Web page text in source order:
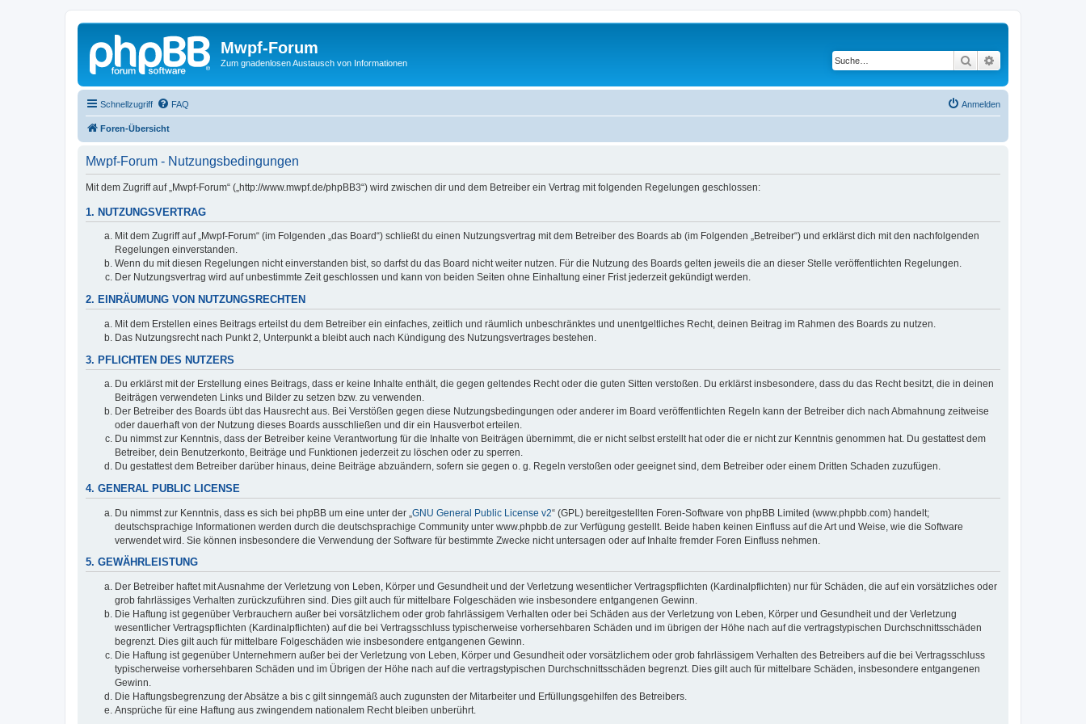
Mwpf-Forum
Zum gnadenlosen Austausch von Informationen Suche
Schnellzugriff FAQ Anmelden
Foren-Übersicht
Mwpf-Forum - Nutzungsbedingungen
Mit dem Zugriff auf „Mwpf-Forum“ („http://www.mwpf.de/phpBB3“) wird zwischen dir und dem Betreiber ein Vertrag mit folgenden Regelungen geschlossen:
1. NUTZUNGSVERTRAG
Mit dem Zugriff auf „Mwpf-Forum“ (im Folgenden „das Board“) schließt du einen Nutzungsvertrag mit dem Betreiber des Boards ab (im Folgenden „Betreiber“) und erklärst dich mit den nachfolgenden
Regelungen einverstanden.
Wenn du mit diesen Regelungen nicht einverstanden bist, so darfst du das Board nicht weiter nutzen. Für die Nutzung des Boards gelten jeweils die an dieser Stelle veröffentlichten Regelungen.
Der Nutzungsvertrag wird auf unbestimmte Zeit geschlossen und kann von beiden Seiten ohne Einhaltung einer Frist jederzeit gekündigt werden.
2. EINRÄUMUNG VON NUTZUNGSRECHTEN
Mit dem Erstellen eines Beitrags erteilst du dem Betreiber ein einfaches, zeitlich und räumlich unbeschränktes und unentgeltliches Recht, deinen Beitrag im Rahmen des Boards zu nutzen.
Das Nutzungsrecht nach Punkt 2, Unterpunkt a bleibt auch nach Kündigung des Nutzungsvertrages bestehen.
3. PFLICHTEN DES NUTZERS
Du erklärst mit der Erstellung eines Beitrags, dass er keine Inhalte enthält, die gegen geltendes Recht oder die guten Sitten verstoßen. Du erklärst insbesondere, dass du das Recht besitzt, die in deinen
Beiträgen verwendeten Links und Bilder zu setzen bzw. zu verwenden.
Der Betreiber des Boards übt das Hausrecht aus. Bei Verstößen gegen diese Nutzungsbedingungen oder anderer im Board veröffentlichten Regeln kann der Betreiber dich nach Abmahnung zeitweise
oder dauerhaft von der Nutzung dieses Boards ausschließen und dir ein Hausverbot erteilen.
Du nimmst zur Kenntnis, dass der Betreiber keine Verantwortung für die Inhalte von Beiträgen übernimmt, die er nicht selbst erstellt hat oder die er nicht zur Kenntnis genommen hat. Du gestattest dem
Betreiber, dein Benutzerkonto, Beiträge und Funktionen jederzeit zu löschen oder zu sperren.
Du gestattest dem Betreiber darüber hinaus, deine Beiträge abzuändern, sofern sie gegen o. g. Regeln verstoßen oder geeignet sind, dem Betreiber oder einem Dritten Schaden zuzufügen.
4. GENERAL PUBLIC LICENSE
Du nimmst zur Kenntnis, dass es sich bei phpBB um eine unter der „ GNU General Public License v2“ (GPL) bereitgestellten Foren-Software von phpBB Limited (www.phpbb.com) handelt;
deutschsprachige Informationen werden durch die deutschsprachige Community unter www.phpbb.de zur Verfügung gestellt. Beide haben keinen Einfluss auf die Art und Weise, wie die Software
verwendet wird. Sie können insbesondere die Verwendung der Software für bestimmte Zwecke nicht untersagen oder auf Inhalte fremder Foren Einfluss nehmen.
5. GEWÄHRLEISTUNG
Der Betreiber haftet mit Ausnahme der Verletzung von Leben, Körper und Gesundheit und der Verletzung wesentlicher Vertragspflichten (Kardinalpflichten) nur für Schäden, die auf ein vorsätzliches oder
grob fahrlässiges Verhalten zurückzuführen sind. Dies gilt auch für mittelbare Folgeschäden wie insbesondere entgangenen Gewinn.
Die Haftung ist gegenüber Verbrauchern außer bei vorsätzlichem oder grob fahrlässigem Verhalten oder bei Schäden aus der Verletzung von Leben, Körper und Gesundheit und der Verletzung
wesentlicher Vertragspflichten (Kardinalpflichten) auf die bei Vertragsschluss typischerweise vorhersehbaren Schäden und im übrigen der Höhe nach auf die vertragstypischen Durchschnittsschäden
begrenzt. Dies gilt auch für mittelbare Folgeschäden wie insbesondere entgangenen Gewinn.
Die Haftung ist gegenüber Unternehmern außer bei der Verletzung von Leben, Körper und Gesundheit oder vorsätzlichem oder grob fahrlässigem Verhalten des Betreibers auf die bei Vertragsschluss
typischerweise vorhersehbaren Schäden und im Übrigen der Höhe nach auf die vertragstypischen Durchschnittsschäden begrenzt. Dies gilt auch für mittelbare Schäden, insbesondere entgangenen
Gewinn.
Die Haftungsbegrenzung der Absätze a bis c gilt sinngemäß auch zugunsten der Mitarbeiter und Erfüllungsgehilfen des Betreibers.
Ansprüche für eine Haftung aus zwingendem nationalem Recht bleiben unberührt.